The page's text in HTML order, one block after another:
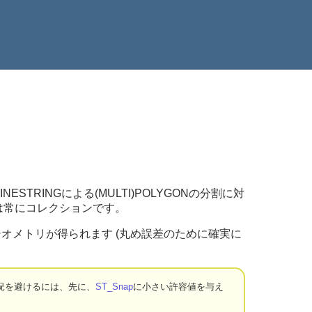
による(MULTI)POLYGONの分割に対
にコレクションです。
メトリが得られます (丸め誤差のために確実に
を避けるには、先に、ST_Snapに小さい許容値を与え